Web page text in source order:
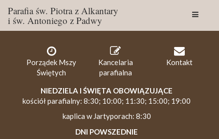
Parafia św. Piotra z Alkantary
i św. Antoniego z Padwy
Porządek Mszy
Świętych
Kancelaria
parafialna
Kontakt
NIEDZIELA I ŚWIĘTA OBOWIĄZUJĄCE
kościół parafialny: 8:30; 10:00; 11:30; 15:00; 19:00
kaplica w Jartyporach: 8:30
DNI POWSZEDNIE